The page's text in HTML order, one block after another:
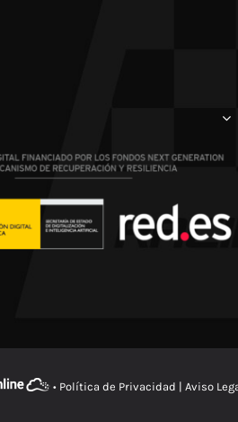
• Política de Privacidad | Aviso